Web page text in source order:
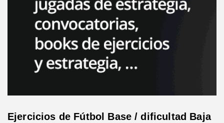
Ejercicios de Fútbol Base / dificultad Baja